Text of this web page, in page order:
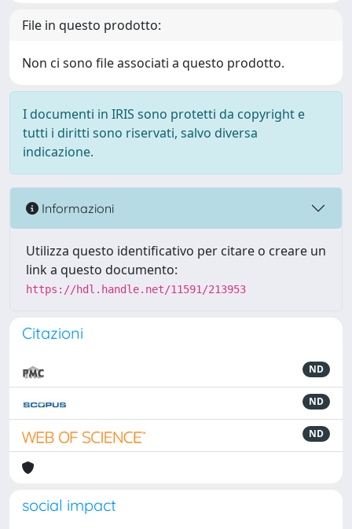
File in questo prodotto:
Non ci sono file associati a questo prodotto.
I documenti in IRIS sono protetti da copyright e
tutti i diritti sono riservati, salvo diversa
indicazione.
Informazioni
Utilizza questo identificativo per citare o creare un
link a questo documento:
https://hdl.handle.net/11591/213953
Citazioni
ND
ND
ND
social impact